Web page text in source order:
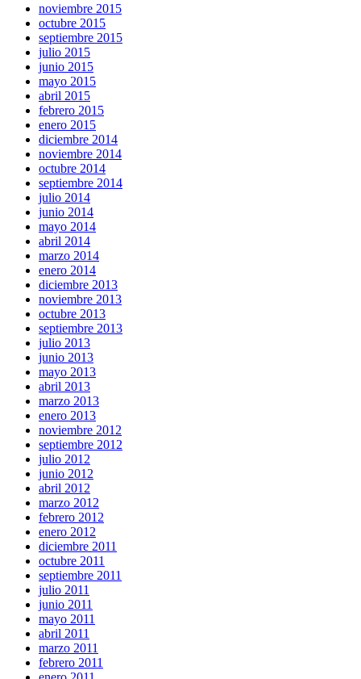
noviembre 2015
octubre 2015
septiembre 2015
julio 2015
junio 2015
mayo 2015
abril 2015
febrero 2015
enero 2015
diciembre 2014
noviembre 2014
octubre 2014
septiembre 2014
julio 2014
junio 2014
mayo 2014
abril 2014
marzo 2014
enero 2014
diciembre 2013
noviembre 2013
octubre 2013
septiembre 2013
julio 2013
junio 2013
mayo 2013
abril 2013
marzo 2013
enero 2013
noviembre 2012
septiembre 2012
julio 2012
junio 2012
abril 2012
marzo 2012
febrero 2012
enero 2012
diciembre 2011
octubre 2011
septiembre 2011
julio 2011
junio 2011
mayo 2011
abril 2011
marzo 2011
febrero 2011